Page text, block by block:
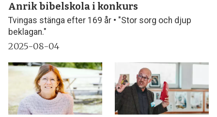
Anrik bibelskola i konkurs
Tvingas stänga efter 169 år • "Stor sorg och djup
beklagan."
2025-08-04